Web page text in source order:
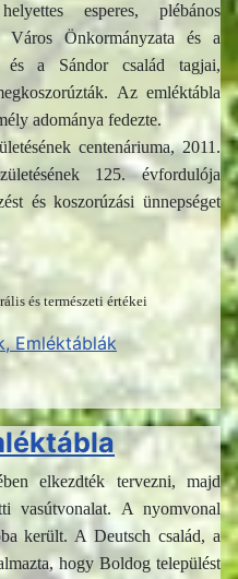
esperes, plébános
Város Önkormányzata és a
a Sándor család tagjai,
Az emléktábla
adománya fedezte.
centenáriuma, 2011.
125. évfordulója
és koszorúzási ünnepséget
és természeti értékei
Emléktáblák
elkezdték tervezni, majd
vasútvonalat. A nyomvonal
került. A Deutsch család, a
hogy Boldog települést